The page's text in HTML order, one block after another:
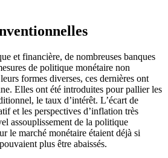
et financière, de nombreuses banques
de politique monétaire non
formes diverses, ces dernières ont
Elles ont été introduites pour pallier les
le taux d’intérêt. L’écart de
et les perspectives d’inflation très
assouplissement de la politique
le marché monétaire étaient déjà si
plus être abaissés.